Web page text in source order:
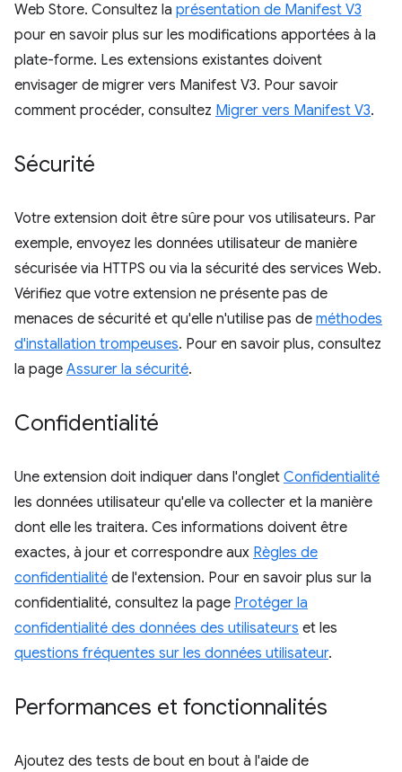
Web Store. Consultez la présentation de Manifest V3
pour en savoir plus sur les modifications apportées à la
plate-forme. Les extensions existantes doivent
envisager de migrer vers Manifest V3. Pour savoir
comment procéder, consultez Migrer vers Manifest V3.
Sécurité
Votre extension doit être sûre pour vos utilisateurs. Par
exemple, envoyez les données utilisateur de manière
sécurisée via HTTPS ou via la sécurité des services Web.
Vérifiez que votre extension ne présente pas de
menaces de sécurité et qu'elle n'utilise pas de méthodes
d'installation trompeuses. Pour en savoir plus, consultez
la page Assurer la sécurité.
Confidentialité
Une extension doit indiquer dans l'onglet Confidentialité
les données utilisateur qu'elle va collecter et la manière
dont elle les traitera. Ces informations doivent être
exactes, à jour et correspondre aux Règles de
confidentialité de l'extension. Pour en savoir plus sur la
confidentialité, consultez la page Protéger la
confidentialité des données des utilisateurs et les
questions fréquentes sur les données utilisateur.
Performances et fonctionnalités
Ajoutez des tests de bout en bout à l'aide de